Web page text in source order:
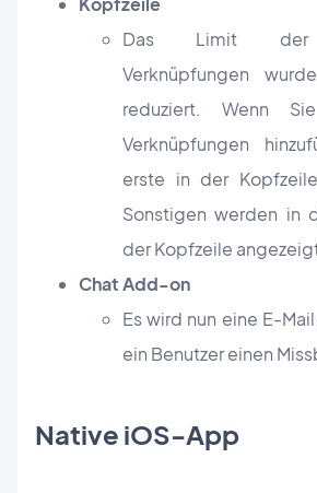
Das Limit der
Verknüpfungen
reduziert. Wenn
Verknüpfungen
erste in der
Sonstigen werden in
der Kopfzeile
Chat Add-on
Es wird nun eine E-
ein Benutzer einen
Native iOS-App